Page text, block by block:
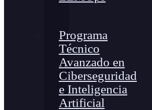
Programa
Técnico
Avanzado en
Ciberseguridad
e Inteligencia
Artificial